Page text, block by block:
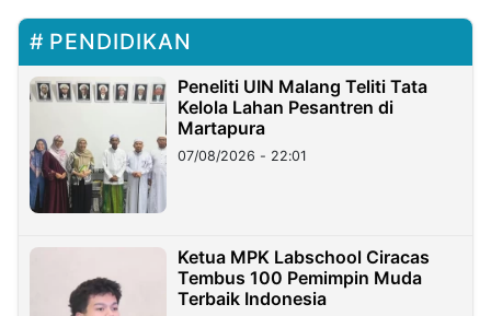
PENDIDIKAN
Peneliti UIN Malang Teliti Tata
Kelola Lahan Pesantren di
Martapura
07/08/2026 - 22:01
Ketua MPK Labschool Ciracas
Tembus 100 Pemimpin Muda
Terbaik Indonesia